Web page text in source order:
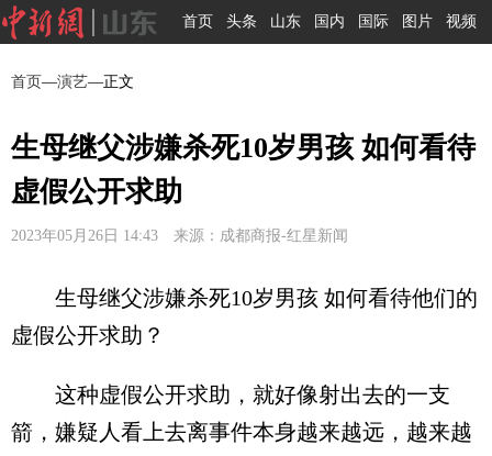
首页 头条 山东 国内 国际 图片 视频
首页—演艺—正文
生母继父涉嫌杀死10岁男孩 如何看待
虚假公开求助
2023年05月26日 14:43 来源：成都商报-红星新闻
生母继父涉嫌杀死10岁男孩 如何看待他们的
虚假公开求助？
这种虚假公开求助，就好像射出去的一支
箭，嫌疑人看上去离事件本身越来越远，越来越